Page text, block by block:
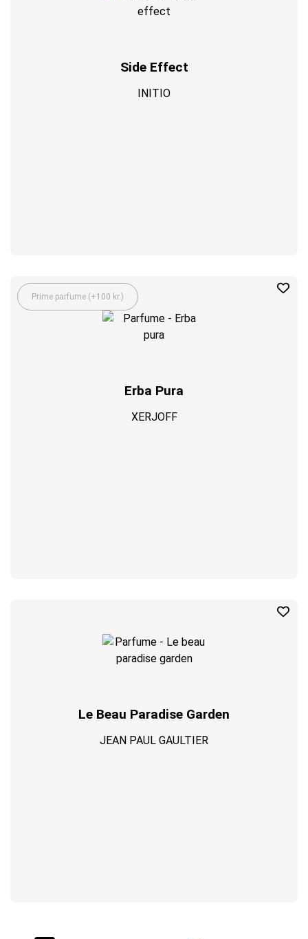
Side Effect
INITIO
Prime parfume (+100 kr.)
Erba Pura
XERJOFF
Le Beau Paradise Garden
JEAN PAUL GAULTIER